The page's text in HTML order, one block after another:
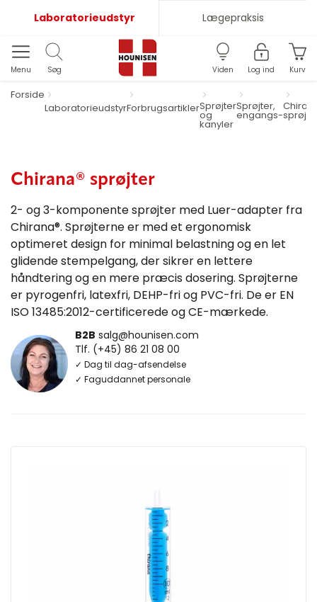
Laboratorieudstyr Lægepraksis
Menu Søg Viden Log ind Kurv
Forside
LaboratorieudstyrForbrugsartiklerSprøjter
og
kanyler
Sprøjter,
engangs-
Chirana® sprøjter
2- og 3-komponente sprøjter med Luer-adapter fra
Chirana®. Sprøjterne er med et ergonomisk
optimeret design for minimal belastning og en let
glidende stempelgang, der sikrer en lettere
håndtering og en mere præcis dosering. Sprøjterne
er pyrogenfri, latexfri, DEHP-fri og PVC-fri. De er EN
ISO 13485:2012-certificerede og CE-mærkede.
B2B salg@hounisen.com
Tlf. (+45) 86 21 08 00
✓ Dag til dag-afsendelse
✓ Faguddannet personale